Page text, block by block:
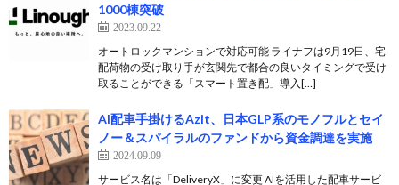
1000棟突破
2023.09.22
オートロックマンションで対応可能 ライナフは9月19日、宅
配荷物の受け取り手が玄関先で都合の良いタイミングで受け
取ることができる「スマート置き配」導入[…]
AI配車手掛けるAzit、日本GLP系のモノフルとセイ
ノー＆スパイラルのファンドから資金調達を実施
2024.09.09
サービス名は「DeliveryX」に変更 AIを活用した配車サービ